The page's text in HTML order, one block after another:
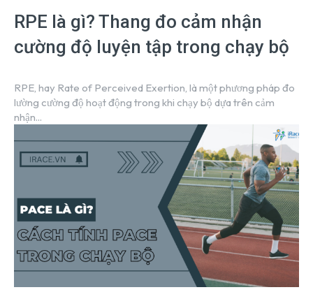
RPE là gì? Thang đo cảm nhận
cường độ luyện tập trong chạy bộ
RPE, hay Rate of Perceived Exertion, là một phương pháp đo
lường cường độ hoạt động trong khi chạy bộ dựa trên cảm
nhận...